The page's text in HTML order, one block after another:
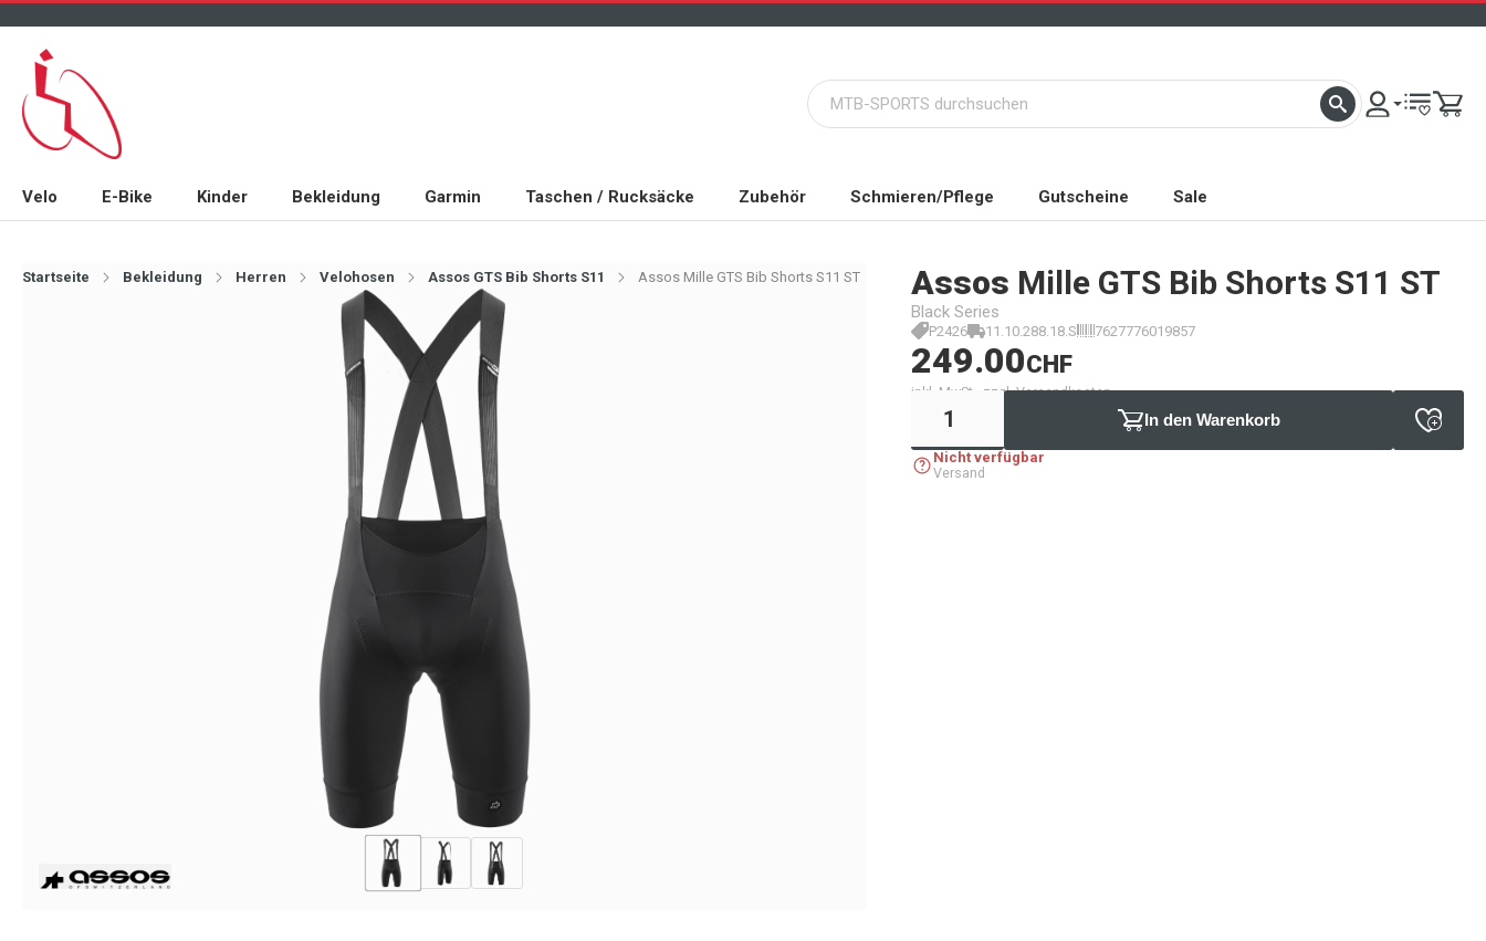
Velo E-Bike Kinder Bekleidung Garmin Taschen / Rucksäcke Zubehör Schmieren/Pflege Gutscheine Sale
Startseite Bekleidung Herren Velohosen Assos GTS Bib Shorts S11 Assos Mille GTS Bib Shorts S11 ST Assos Mille GTS Bib Shorts S11 ST
Black Series
P2426 11.10.288.18.S 7627776019857
249.00CHF
inkl. MwSt., zzgl. Versandkosten
In den Warenkorb
Nicht verfügbar
Versand